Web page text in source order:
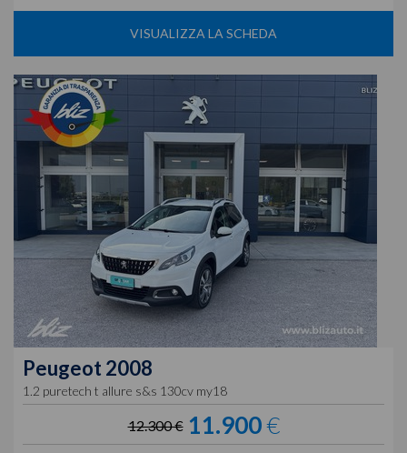
VISUALIZZA LA SCHEDA
Peugeot 2008
1.2 puretech t allure s&s 130cv my18
12.300 € 11.900€